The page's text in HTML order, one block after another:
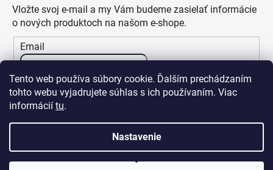
Tento web používa súbory cookie. Ďalším prechádzaním
tohto webu vyjadrujete súhlas s ich používaním. Viac
informácií tu.
Nastavenie
Vložte svoj e-mail a my Vám budeme zasielať informácie
o nových produktoch na našom e-shope.
Email
Vložením e-mailu súhlasíte spodmienkami ochrany
osobných údajov
PRIHLÁSIŤ SA